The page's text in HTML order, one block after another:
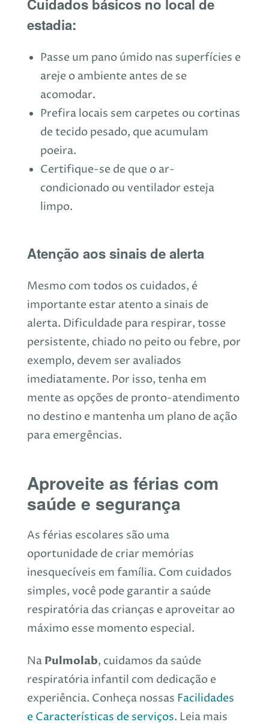
Cuidados básicos no local de
estadia:
Passe um pano úmido nas superfícies e
areje o ambiente antes de se
acomodar.
Prefira locais sem carpetes ou cortinas
de tecido pesado, que acumulam
poeira.
Certifique-se de que o ar-
condicionado ou ventilador esteja
limpo.
Atenção aos sinais de alerta
Mesmo com todos os cuidados, é
importante estar atento a sinais de
alerta. Dificuldade para respirar, tosse
persistente, chiado no peito ou febre, por
exemplo, devem ser avaliados
imediatamente. Por isso, tenha em
mente as opções de pronto-atendimento
no destino e mantenha um plano de ação
para emergências.
Aproveite as férias com
saúde e segurança
As férias escolares são uma
oportunidade de criar memórias
inesquecíveis em família. Com cuidados
simples, você pode garantir a saúde
respiratória das crianças e aproveitar ao
máximo esse momento especial.
Na Pulmolab, cuidamos da saúde
respiratória infantil com dedicação e
experiência. Conheça nossas Facilidades
e Características de serviços. Leia mais